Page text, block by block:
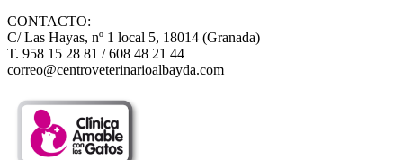
CONTACTO:
C/ Las Hayas, nº 1 local 5, 18014 (Granada)
T. 958 15 28 81 / 608 48 21 44
correo@centroveterinarioalbayda.com